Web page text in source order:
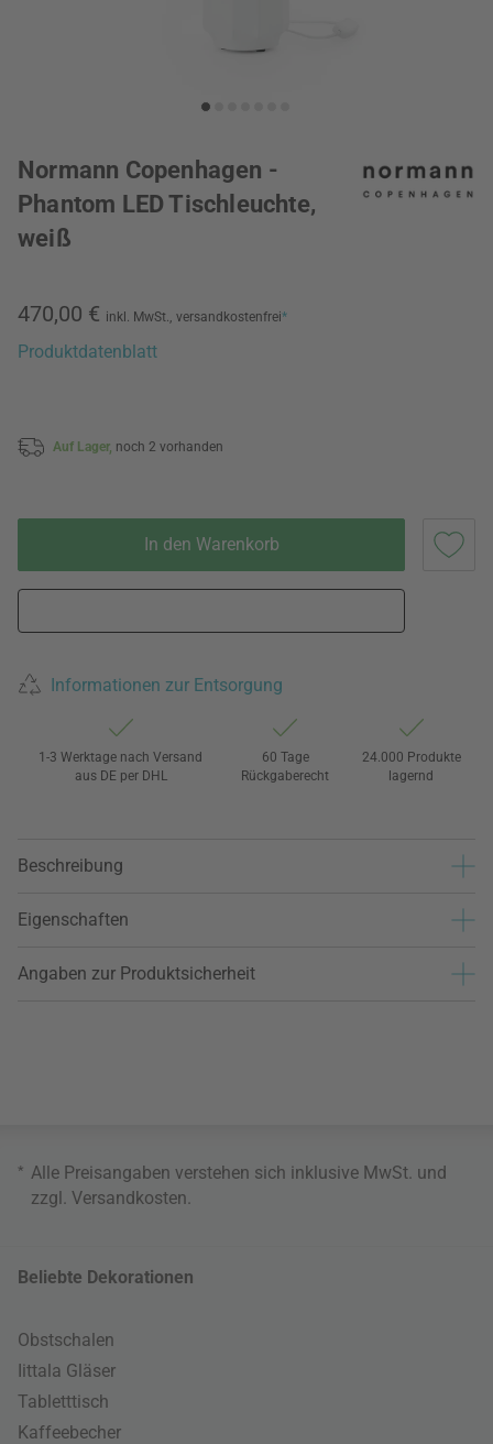
Normann Copenhagen -
Phantom LED Tischleuchte,
weiß
470,00 € inkl. MwSt., versandkostenfrei*
Produktdatenblatt
Auf Lager, noch 2 vorhanden
In den Warenkorb
Informationen zur Entsorgung
1-3 Werktage nach Versand
aus DE per DHL
60 Tage
Rückgaberecht
24.000 Produkte
lagernd
Beschreibung
Eigenschaften
Angaben zur Produktsicherheit
* Alle Preisangaben verstehen sich inklusive MwSt. und
zzgl. Versandkosten
Beliebte Dekorationen
Obstschalen
Iittala Gläser
Tabletttisch
Kaffeebecher